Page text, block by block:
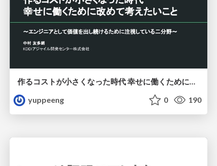
作るコストが小さくなった時代 幸せに働くために改めて考えたいこと 〜エンジニアとして価値を出し続けるために注視している二分野〜
yuppeeng
0 190